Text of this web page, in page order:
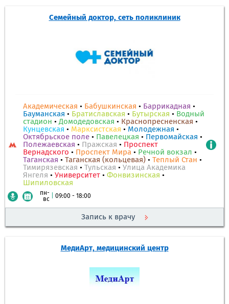
Семейный доктор, сеть поликлиник
Академическая • Бабушкинская • Баррикадная •
Бауманская • Братиславская • Бутырская • Водный
стадион •Домодедовская • Краснопресненская •
Кунцевская • Марксистская • Молодежная •
Октябрьское поле • Павелецкая • Первомайская •
Полежаевская • Пражская • Проспект
Вернадского • Проспект Мира • Речной вокзал •
Таганская • Таганская (кольцевая) • Теплый Стан •
Тимирязевская • Тульская • Улица Академика
Янгеля • Университет • Фонвизинская •
Шипиловская
пн-
вс
09:00 - 18:00
Запись к врачу
МедиАрт, медицинский центр